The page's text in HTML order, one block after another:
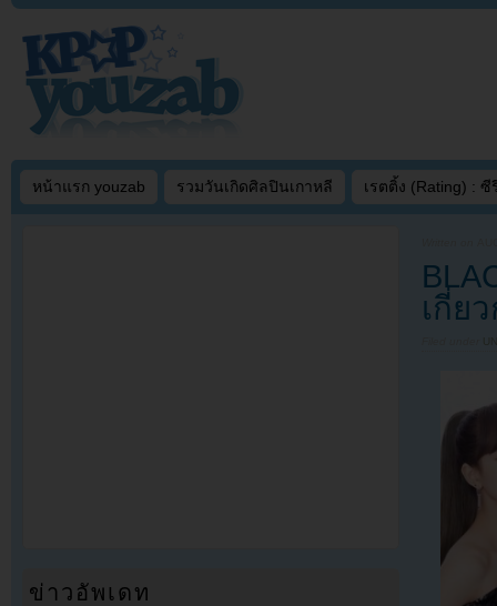
หน้าแรก youzab รวมวันเกิดศิลปินเกาหลี เรตติ้ง (Rating) : ซี
เกี่ย
ข่าวอัพเดท